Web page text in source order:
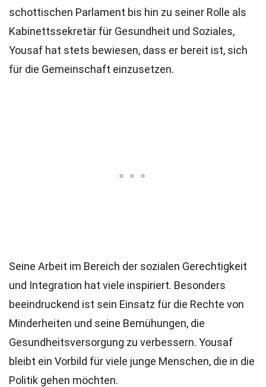
schottischen Parlament bis hin zu seiner Rolle als
Kabinettssekretär für Gesundheit und Soziales,
Yousaf hat stets bewiesen, dass er bereit ist, sich
für die Gemeinschaft einzusetzen.
Seine Arbeit im Bereich der sozialen Gerechtigkeit
und Integration hat viele inspiriert. Besonders
beeindruckend ist sein Einsatz für die Rechte von
Minderheiten und seine Bemühungen, die
Gesundheitsversorgung zu verbessern. Yousaf
bleibt ein Vorbild für viele junge Menschen, die in die
Politik gehen möchten.